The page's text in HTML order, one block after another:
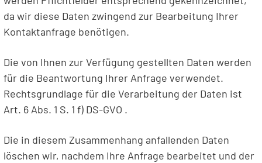
da wir diese Daten zwingend zur Bearbeitung Ihrer
Kontaktanfrage benötigen.
Die von Ihnen zur Verfügung gestellten Daten werden
für die Beantwortung Ihrer Anfrage verwendet.
Rechtsgrundlage für die Verarbeitung der Daten ist
Art. 6 Abs. 1 S. 1 f) DS-GVO .
Die in diesem Zusammenhang anfallenden Daten
löschen wir, nachdem Ihre Anfrage bearbeitet und der